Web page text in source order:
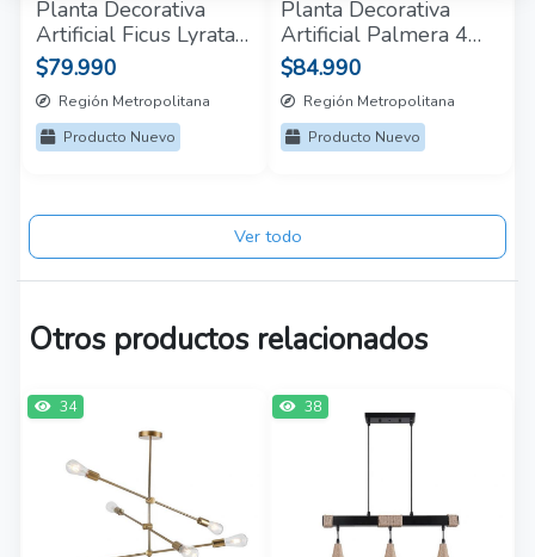
Planta Decorativa
Artificial Ficus Lyrata
150cm
$79.990
Región Metropolitana
Producto Nuevo
Planta Decorativa
Artificial Palmera 4
varas 1.8mt
$84.990
Región Metropolitana
Producto Nuevo
Ver todo
Otros productos relacionados
34 38